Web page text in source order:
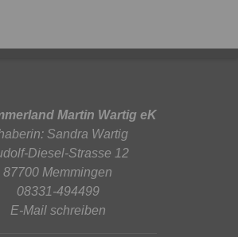
Martin Wartig eK
Sandra Wartig
Diesel-Strasse 12
87700 Memmingen
08331-494499
E-Mail schreiben